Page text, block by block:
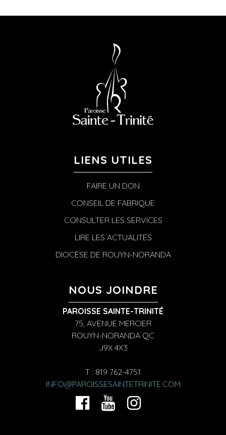
LIENS UTILES
FAIRE UN DON
CONSEIL DE FABRIQUE
CONSULTER LES SERVICES
LIRE LES ACTUALITÉS
DIOCÈSE DE ROUYN-NORANDA
NOUS JOINDRE
PAROISSE SAINTE-TRINITÉ
75, AVENUE MERCIER
ROUYN-NORANDA QC
J9X 4X3
T : 819 762-4751
INFO@PAROISSESAINTETRINITE.COM